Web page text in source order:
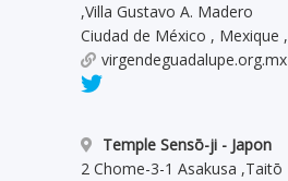
,Villa Gustavo A. Madero
Ciudad de México , Mexique ,
virgendeguadalupe.org.mx
Temple Sensō-ji - Japon
2 Chome-3-1 Asakusa ,Taitō